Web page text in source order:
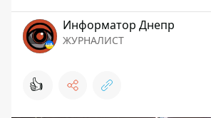
Информатор Днепр
ЖУРНАЛИСТ
👍